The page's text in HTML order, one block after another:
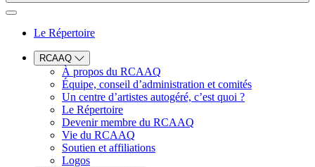
Le Répertoire
RCAAQ
À propos du RCAAQ
Équipe, conseil d’administration et comités
Un centre d’artistes autogéré, c’est quoi ?
Le Répertoire
Devenir membre du RCAAQ
Vie du RCAAQ
Soutien et affiliations
Logos